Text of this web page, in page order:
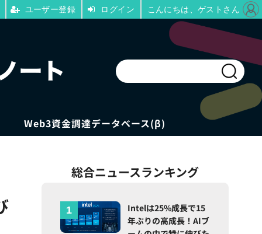
Web3資金調達データベース(β)
総合ニュースランキング
Intelは25%成長で15
年ぶりの高成長！AIブ
ユーザー登録 ログイン こんにちは、ゲストさん